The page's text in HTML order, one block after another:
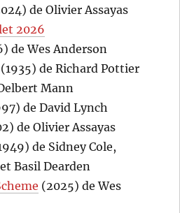
de Olivier Assayas
2026
de Wes Anderson
(1935) de Richard Pottier
Mann
de David Lynch
de Olivier Assayas
de Sidney Cole,
Basil Dearden
(2025) de Wes